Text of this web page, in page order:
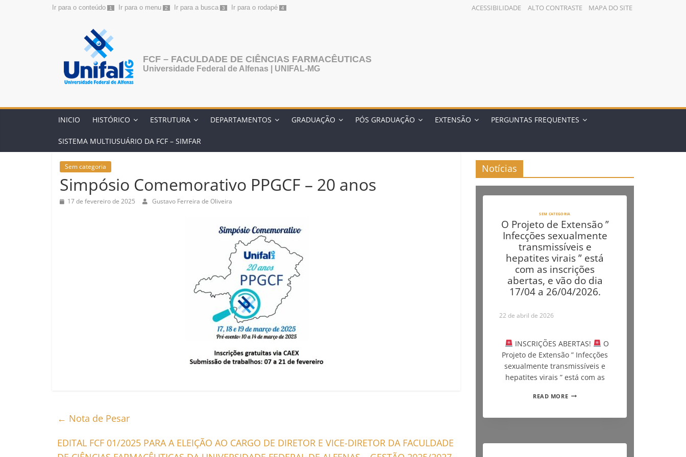
Ir para o conteúdo 1 Ir para o menu 2 Ir para a busca 3 Ir para o rodapé 4 ACESSIBILIDADE ALTO CONTRASTE MAPA DO SITE
FCF – FACULDADE DE CIÊNCIAS FARMACÊUTICAS
Universidade Federal de Alfenas | UNIFAL-MG
INICIO HISTÓRICO ESTRUTURA DEPARTAMENTOS GRADUAÇÃO PÓS GRADUAÇÃO EXTENSÃO PERGUNTAS FREQUENTES
SISTEMA MULTIUSUÁRIO DA FCF – SIMFAR
Sem categoria
Simpósio Comemorativo PPGCF – 20 anos
17 de fevereiro de 2025 Gustavo Ferreira de Oliveira
← Nota de Pesar
EDITAL FCF 01/2025 PARA A ELEIÇÃO AO CARGO DE DIRETOR E VICE-DIRETOR DA FACULDADE
Notícias
SEM CATEGORIA
O Projeto de Extensão ”
Infecções sexualmente
transmissíveis e
hepatites virais ” está
com as inscrições
abertas, e vão do dia
17/04 a 26/04/2026.
22 de abril de 2026
INSCRIÇÕES ABERTAS!
O
Projeto de Extensão ” Infecções
sexualmente transmissíveis e
hepatites virais ” está com as
READ MORE